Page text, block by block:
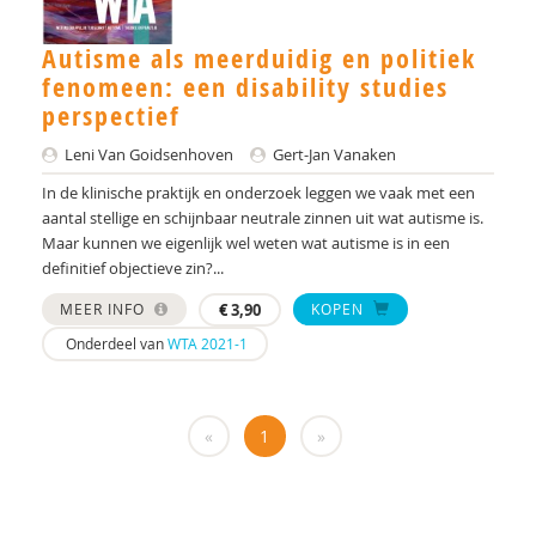
Dr. C.A. Hartman
Cissy Canninga
Stynke Castelein
Yuki Curiel
Drs. D.C. Ligtvoet
Lineke Davids
Linda Dekker
Daniël van der Doelen
Autisme als meerduidig en politiek
fenomeen: een disability studies
perspectief
Leni Van Goidsenhoven
Gert-Jan Vanaken
In de klinische praktijk en onderzoek leggen we vaak met een
aantal stellige en schijnbaar neutrale zinnen uit wat autisme is.
Maar kunnen we eigenlijk wel weten wat autisme is in een
definitief objectieve zin?...
MEER INFO €3,90
KOPEN
Onderdeel vanWTA 2021-1
« 1 »